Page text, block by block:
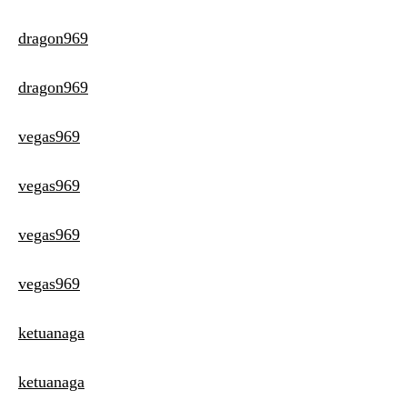
dragon969
dragon969
vegas969
vegas969
vegas969
vegas969
ketuanaga
ketuanaga